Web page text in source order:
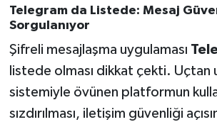
Telegram da Listede: Mesaj
Sorgulanıyor
Şifreli mesajlaşma uygulaması
listede olması dikkat çekti. Uçtan
sistemiyle övünen platformun
sızdırılması, iletişim güvenliği